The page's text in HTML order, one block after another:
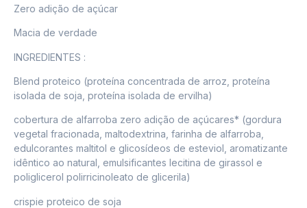
Zero adição de açúcar
Macia de verdade
INGREDIENTES :
Blend proteico (proteína concentrada de arroz, proteína
isolada de soja, proteína isolada de ervilha)
cobertura de alfarroba zero adição de açúcares* (gordura
vegetal fracionada, maltodextrina, farinha de alfarroba,
edulcorantes maltitol e glicosídeos de esteviol, aromatizante
idêntico ao natural, emulsificantes lecitina de girassol e
poliglicerol polirricinoleato de glicerila)
crispie proteico de soja